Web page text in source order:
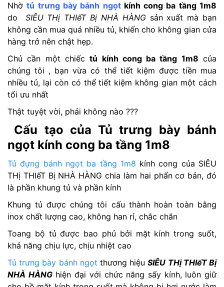
Nhờtủ trưng bày bánh ngọtkính cong ba tầng 1m8
do SIÊU THị THIếT Bị NHÀ HÀNGsản xuất mà bạn
không cần mua quá nhiều tủ, khiến cho không gian cửa
hàng trở nên chật hẹp.
Chủ cần một chiếctủ kính cong ba tầng 1m8 của
chúng tôi , bạn vừa có thể tiết kiệm được tiền mua
nhiều tủ, lại còn có thể tiết kiệm không gian một cách
tối ưu nhất
Thật tuyệt vời, phải không nào ???
Cấu tạo của Tủ trưng bày bánh
ngọt kính cong ba tầng 1m8
Tủ đựng bánh ngọt ba tầng 1m8 kính cong của SIÊU
THị THIếT Bị NHÀ HÀNG chia làm hai phẩn cơ bản, đó
là phần khung tủ và phần kính
Khung tủ được chúng tôi cấu thành hoàn toàn bằng
inox chất lượng cao, không han rỉ, chắc chắn
Toang bộ tủ được bao phủ bởi mặt kính trong suốt,
khả năng chịu lực, chịu nhiệt cao
Tủ trưng bày bánh ngọt thương hiệuSIÊU THị THIếT Bị
NHÀ HÀNGhiện đại với chức năng sấy kính, luôn giữ